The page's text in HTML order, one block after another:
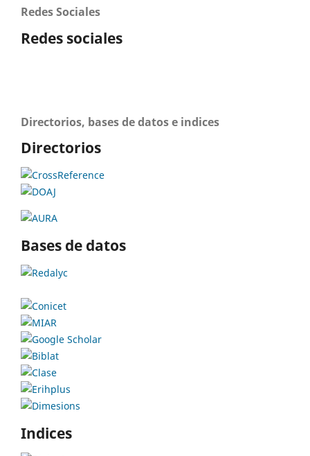
Redes Sociales
Redes sociales
Directorios, bases de datos e indices
Directorios
Bases de datos
Indices